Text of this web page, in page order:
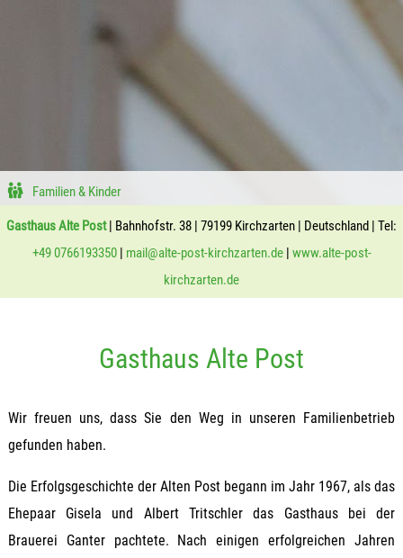
Familien & Kinder
Gasthaus Alte Post| Bahnhofstr. 38 | 79199 Kirchzarten | Deutschland | Tel:
+49 0766193350| mail@alte-post-kirchzarten.de | www.alte-post-
kirchzarten.de
Gasthaus Alte Post
Wir freuen uns, dass Sie den Weg in unseren Familienbetrieb
gefunden haben.
Die Erfolgsgeschichte der Alten Post begann im Jahr 1967, als das
Ehepaar Gisela und Albert Tritschler das Gasthaus bei der
Brauerei Ganter pachtete. Nach einigen erfolgreichen Jahren